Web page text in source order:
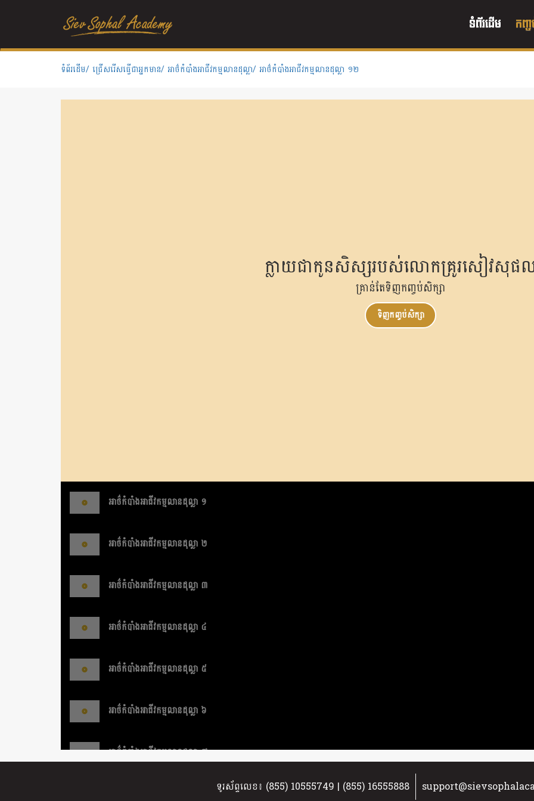
ទំព័រដើម កញ្
ទំព័រដើម/ ជ្រើសរើសធ្វើជាអ្នកមាន/ អាថ៌កំបាំងអាជីវកម្មលានដុល្លា/ អាថ៌កំបាំងអាជីវកម្មលានដុល្លា ១២
ក្លាយជាកូនសិស្សរបស់លោកគ្រូរសៀវសុផ
គ្រាន់តែទិញកញ្ចប់សិក្សា
ទិញកញ្ចប់សិក្សា
អាថ៌កំបាំងអាជីវកម្មលានដុល្លា ១
អាថ៌កំបាំងអាជីវកម្មលានដុល្លា ២
អាថ៌កំបាំងអាជីវកម្មលានដុល្លា ៣
អាថ៌កំបាំងអាជីវកម្មលានដុល្លា ៤
អាថ៌កំបាំងអាជីវកម្មលានដុល្លា ៥
អាថ៌កំបាំងអាជីវកម្មលានដុល្លា ៦
អាថ៌កំបាំងអាជីវកម្មលានដុល្លា ៧
ទូរស័ព្ទលេខ៖ (855) 10555749 | (855) 16555888